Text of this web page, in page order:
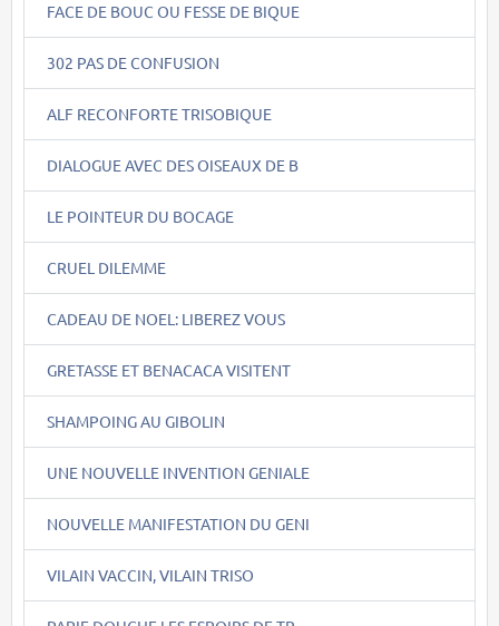
FACE DE BOUC OU FESSE DE BIQUE
302 PAS DE CONFUSION
ALF RECONFORTE TRISOBIQUE
DIALOGUE AVEC DES OISEAUX DE B
LE POINTEUR DU BOCAGE
CRUEL DILEMME
CADEAU DE NOEL: LIBEREZ VOUS
GRETASSE ET BENACACA VISITENT
SHAMPOING AU GIBOLIN
UNE NOUVELLE INVENTION GENIALE
NOUVELLE MANIFESTATION DU GENI
VILAIN VACCIN, VILAIN TRISO